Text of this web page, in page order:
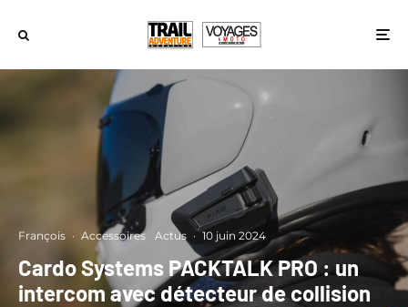
François · Accessoires Actus · 10 juin 2024
Cardo Systems PACKTALK PRO : un
intercom avec détecteur de collision